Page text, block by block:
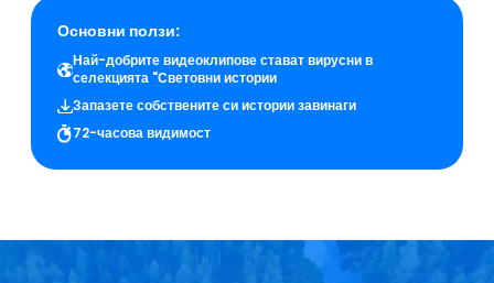
Основни ползи:
Най-добрите видеоклипове стават вирусни в
селекцията "Световни истории
Запазете собствените си истории завинаги
72-часова видимост